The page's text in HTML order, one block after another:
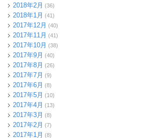
2018年2月 (36)
2018年1月 (41)
2017年12月 (40)
2017年11月 (41)
2017年10月 (38)
2017年9月 (40)
2017年8月 (26)
2017年7月 (9)
2017年6月 (8)
2017年5月 (10)
2017年4月 (13)
2017年3月 (8)
2017年2月 (7)
2017年1月 (8)